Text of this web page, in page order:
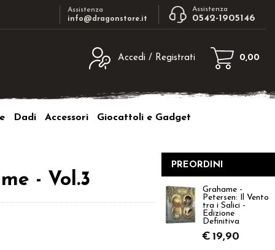
Assistenza
info@dragonstore.it
Assistenza
0542-1905146
Accedi / Registrati
e poi clicca sul
sito clicca sul pulsante "Registrati"
0,00
Dadi Accessori
Giocattoli e Gadget
- Vol.3
PREORDINI
Grahame -
Petersen: Il Vento
tra i Salici -
Edizione
Definitiva
€ 19,90